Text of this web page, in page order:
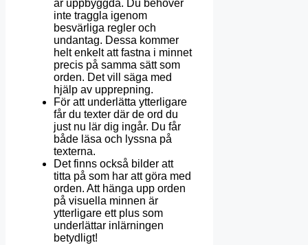
är uppbyggda. Du behöver
inte traggla igenom
besvärliga regler och
undantag. Dessa kommer
helt enkelt att fastna i minnet
precis på samma sätt som
orden. Det vill säga med
hjälp av upprepning.
För att underlätta ytterligare
får du texter där de ord du
just nu lär dig ingår. Du får
både läsa och lyssna på
texterna.
Det finns också bilder att
titta på som har att göra med
orden. Att hänga upp orden
på visuella minnen är
ytterligare ett plus som
underlättar inlärningen
betydligt!